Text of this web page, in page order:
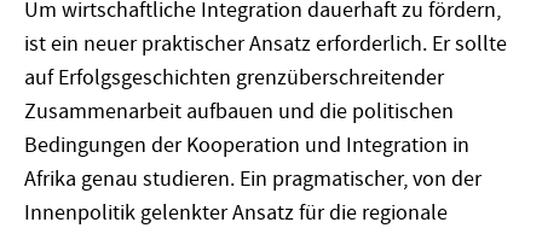
Um wirtschaftliche Integration dauerhaft zu fördern,
ist ein neuer praktischer Ansatz erforderlich. Er sollte
auf Erfolgsgeschichten grenzüberschreitender
Zusammenarbeit aufbauen und die politischen
Bedingungen der Kooperation und Integration in
Afrika genau studieren. Ein pragmatischer, von der
Innenpolitik gelenkter Ansatz für die regionale